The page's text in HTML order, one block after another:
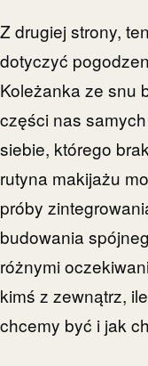
Z drugiej strony,
dotyczyć
Koleżanka ze snu
części nas
siebie, którego
rutyna makijażu
próby
budowania
różnymi
kimś z zewnątrz,
chcemy być i jak